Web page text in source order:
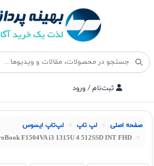
ثبت‌نام / ورود
صفحه اصلی لپ تاپ لپ‌تاپ ایسوس
F1504VA i3 1315U 4 512SSD INT FHD